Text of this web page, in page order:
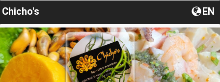
Chicho's EN